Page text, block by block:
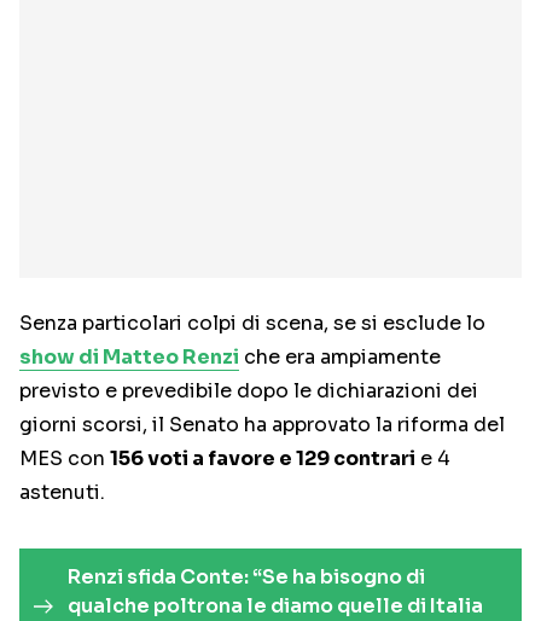
Senza particolari colpi di scena, se si esclude lo
show di Matteo Renzi che era ampiamente
previsto e prevedibile dopo le dichiarazioni dei
giorni scorsi, il Senato ha approvato la riforma del
MES con 156 voti a favore e 129 contrari e 4
astenuti.
Renzi sfida Conte: “Se ha bisogno di
qualche poltrona le diamo quelle di Italia